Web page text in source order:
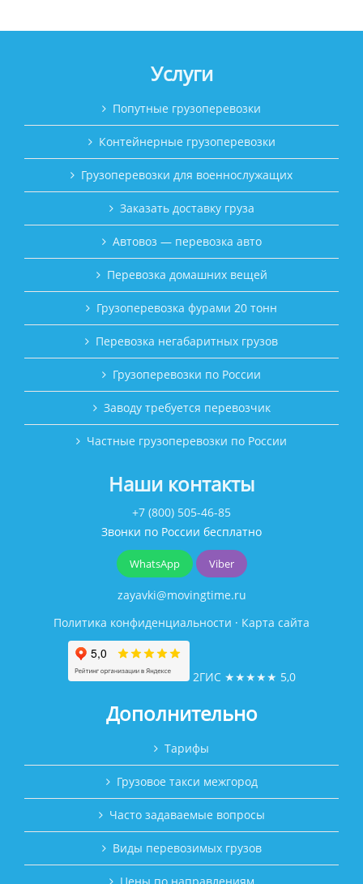
Услуги
Попутные грузоперевозки
Контейнерные грузоперевозки
Грузоперевозки для военнослужащих
Заказать доставку груза
Автовоз — перевозка авто
Перевозка домашних вещей
Грузоперевозка фурами 20 тонн
Перевозка негабаритных грузов
Грузоперевозки по России
Заводу требуется перевозчик
Частные грузоперевозки по России
Наши контакты
+7 (800) 505-46-85
Звонки по России бесплатно
WhatsApp Viber
zayavki@movingtime.ru
Политика конфиденциальности · Карта сайта
2ГИС ★★★★★ 5,0
Дополнительно
Тарифы
Грузовое такси межгород
Часто задаваемые вопросы
Виды перевозимых грузов